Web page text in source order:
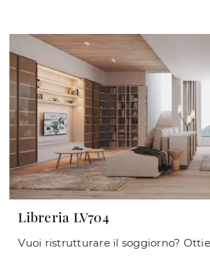
Libreria LV704